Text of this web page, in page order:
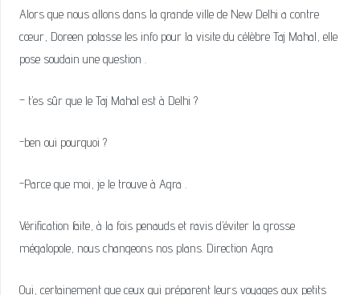
Alors que nous allons dans la grande ville de New Delhi a contre
cœur, Doreen potasse les info pour la visite du célèbre Taj Mahal, elle
pose soudain une question .
– t’es sûr que le Taj Mahal est à Delhi ?
-ben oui pourquoi ?
-Parce que moi, je le trouve à Agra .
Vérification faite, à la fois penauds et ravis d’éviter la grosse
mégalopole, nous changeons nos plans. Direction Agra
Oui, certainement que ceux qui préparent leurs voyages aux petits